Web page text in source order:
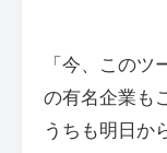
「今、この
の有名企業も
うちも明日か